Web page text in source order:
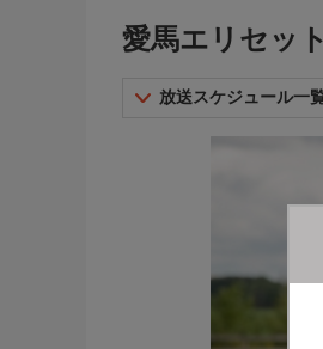
愛馬エリセッ
放送スケジュール一